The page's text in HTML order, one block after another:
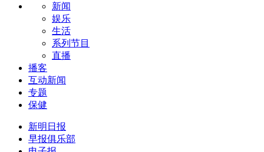
新闻
娱乐
生活
系列节目
直播
播客
互动新闻
专题
保健
新明日报
早报俱乐部